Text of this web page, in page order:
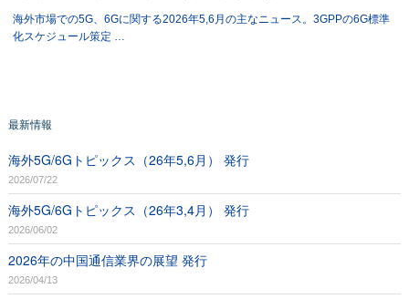
海外市場での5G、6Gに関する2026年5,6月の主なニュース。3GPPの6G標準
化スケジュール策定 …
最新情報
海外5G/6Gトピックス（26年5,6月） 発行
2026/07/22
海外5G/6Gトピックス（26年3,4月） 発行
2026/06/02
2026年の中国通信業界の展望 発行
2026/04/13